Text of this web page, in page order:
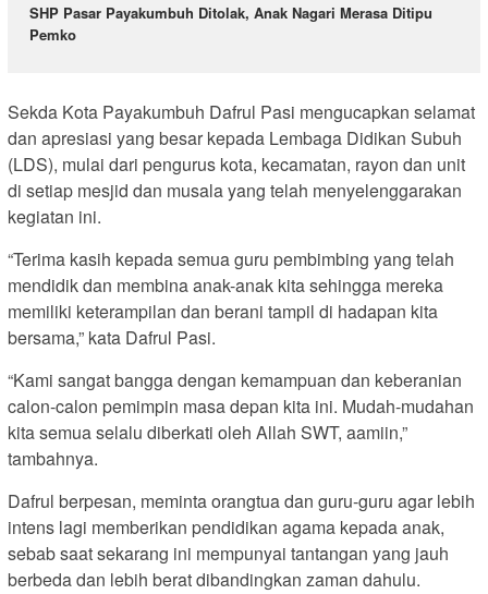
SHP Pasar Payakumbuh Ditolak, Anak Nagari Merasa Ditipu
Pemko
Sekda Kota Payakumbuh Dafrul Pasi mengucapkan selamat
dan apresiasi yang besar kepada Lembaga Didikan Subuh
(LDS), mulai dari pengurus kota, kecamatan, rayon dan unit
di setiap mesjid dan musala yang telah menyelenggarakan
kegiatan ini.
“Terima kasih kepada semua guru pembimbing yang telah
mendidik dan membina anak-anak kita sehingga mereka
memiliki keterampilan dan berani tampil di hadapan kita
bersama,” kata Dafrul Pasi.
“Kami sangat bangga dengan kemampuan dan keberanian
calon-calon pemimpin masa depan kita ini. Mudah-mudahan
kita semua selalu diberkati oleh Allah SWT, aamiin,”
tambahnya.
Dafrul berpesan, meminta orangtua dan guru-guru agar lebih
intens lagi memberikan pendidikan agama kepada anak,
sebab saat sekarang ini mempunyai tantangan yang jauh
berbeda dan lebih berat dibandingkan zaman dahulu.